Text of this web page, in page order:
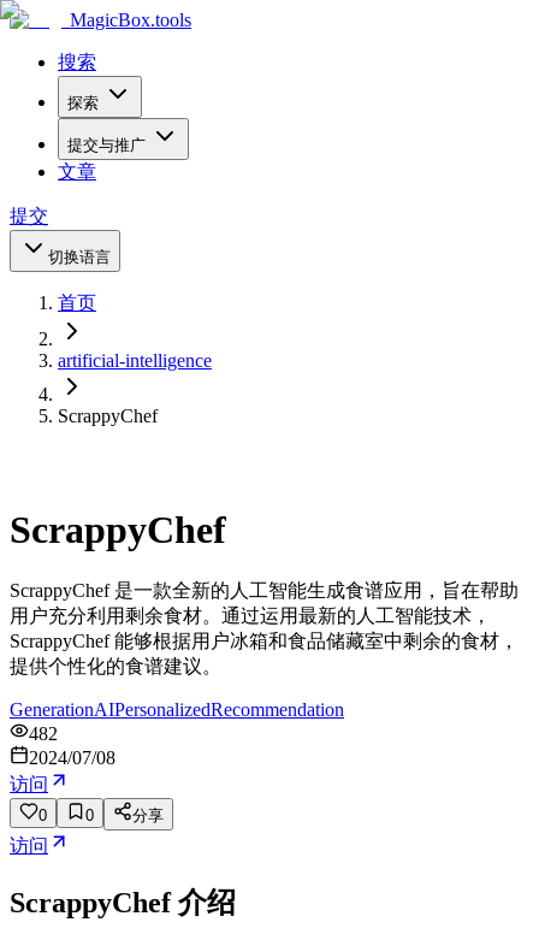
MagicBox.tools
搜索
探索
提交与推广
文章
提交
切换语言
首页
artificial-intelligence
ScrappyChef
ScrappyChef
ScrappyChef 是一款全新的人工智能生成食谱应用，旨在帮助
用户充分利用剩余食材。通过运用最新的人工智能技术，
ScrappyChef 能够根据用户冰箱和食品储藏室中剩余的食材，
提供个性化的食谱建议。
GenerationAIPersonalizedRecommendation
482
2024/07/08
访问
0 0 分享
访问
ScrappyChef 介绍